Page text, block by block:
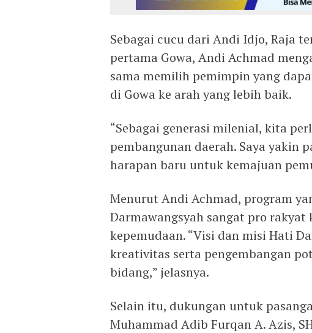
Sebagai cucu dari Andi Idjo, Raja
pertama Gowa, Andi Achmad
sama memilih pemimpin yang
di Gowa ke arah yang lebih baik.
“Sebagai generasi milenial, kita
pembangunan daerah. Saya yakin
harapan baru untuk kemajuan
Menurut Andi Achmad, program
Darmawangsyah sangat pro
kepemudaan. “Visi dan misi Hati
kreativitas serta pengembangan
bidang,” jelasnya.
Selain itu, dukungan untuk
Muhammad Adib Furqan A. Azis,